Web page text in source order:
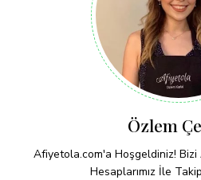
Özlem
Afiyetola.com'a Hoşgeldiniz! Bizi
Hesaplarımız İle